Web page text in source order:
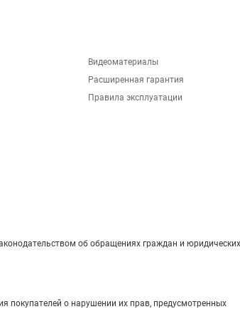
Видеоматериалы
Расширенная гарантия
Правила эксплуатации
об обращениях граждан и
покупателей о нарушении их прав, предусмотренных